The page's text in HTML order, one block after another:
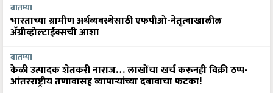
बातम्या
भारताच्या ग्रामीण अर्थव्यवस्थेसाठी एफपीओ-नेतृत्वाखालील
अ‍ॅग्रीव्होल्टाईक्सची आशा
बातम्या
केळी उत्पादक शेतकरी नाराज… लाखोंचा खर्च करूनही विक्री ठप्प-
आंतरराष्ट्रीय तणावासह व्यापाऱ्यांच्या दबावाचा फटका!